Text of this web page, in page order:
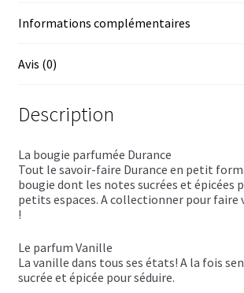
Shampoings et savons solides
Trousses de toilette
Coffrets boissons alcoolisées
Mélanges pour cocktail
Rhums arrangés
Vodkas
Informations complémentaires
Avis (0)
Description
La bougie parfumée Durance
Tout le savoir-faire Durance en petit
bougie dont les notes sucrées et épicées
petits espaces. A collectionner pour faire
!
Le parfum Vanille
La vanille dans tous ses états! A la fois
sucrée et épicée pour séduire.